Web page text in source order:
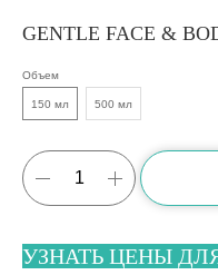
GENTLE FACE &
Объем
150 мл 500 мл
УЗНАТЬ ЦЕНЫ